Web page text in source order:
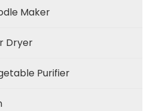
Maker
Dryer
Purifier